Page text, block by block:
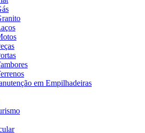
em Empilhadeiras